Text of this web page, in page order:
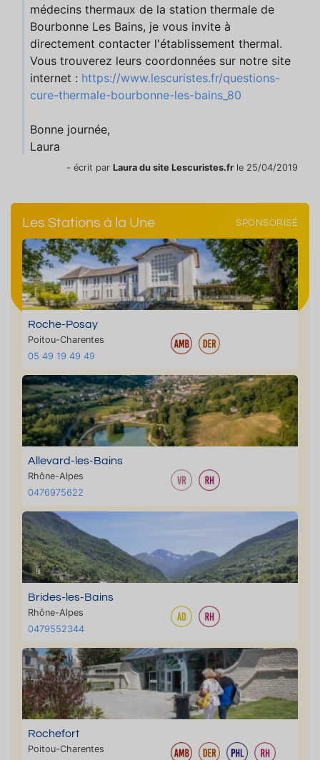
médecins thermaux de la station thermale de
Bourbonne Les Bains, je vous invite à
directement contacter l'établissement thermal.
Vous trouverez leurs coordonnées sur notre site
internet : https://www.lescuristes.fr/questions-
cure-thermale-bourbonne-les-bains_80
Bonne journée,
Laura
- écrit par Laura du site Lescuristes.fr le 25/04/2019
Les Stations à la Une SPONSORISÉ
Roche-Posay
Poitou-Charentes
05 49 19 49 49
Allevard-les-Bains
Rhône-Alpes
0476975622
Brides-les-Bains
Rhône-Alpes
0479552344
Rochefort
Poitou-Charentes